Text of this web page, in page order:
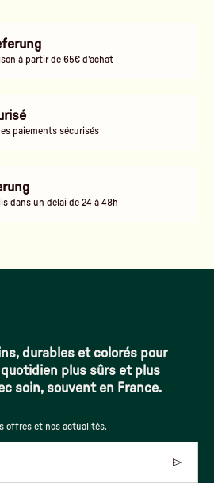
à partir de 65€ d'achat
paiements sécurisés
dans un délai de 24 à 48h
durables et colorés pour
plus sûrs et plus
soin, souvent en France.
offres et nos actualités.